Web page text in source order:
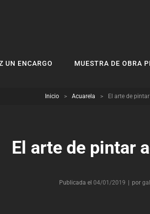
UN ENCARGO MUESTRA DE OBRA
Inicio > Acuarela > El arte de
El arte de pintar
Publicada el 04/01/2019 por